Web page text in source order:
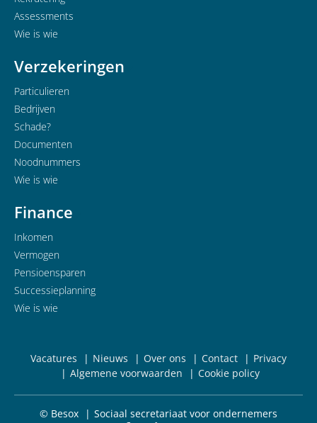
Assessments
Wie is wie
Verzekeringen
Particulieren
Bedrijven
Schade?
Documenten
Noodnummers
Wie is wie
Finance
Inkomen
Vermogen
Pensioensparen
Successieplanning
Wie is wie
Vacatures Nieuws Over ons Contact
Privacy
Algemene voorwaarden
Cookie policy
© Besox
Sociaal secretariaat voor ondernemers